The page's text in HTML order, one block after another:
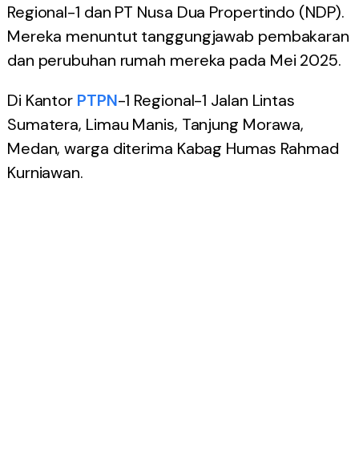
Regional-1 dan PT Nusa Dua Propertindo (NDP).
Mereka menuntut tanggungjawab pembakaran
dan perubuhan rumah mereka pada Mei 2025.
Di Kantor PTPN-1 Regional-1 Jalan Lintas
Sumatera, Limau Manis, Tanjung Morawa,
Medan, warga diterima Kabag Humas Rahmad
Kurniawan.